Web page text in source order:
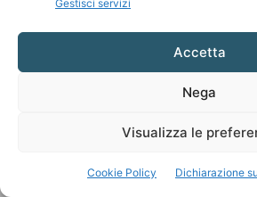
Gestisci servizi
Accetta
Nega
Visualizza le
Cookie Policy Dichiarazione